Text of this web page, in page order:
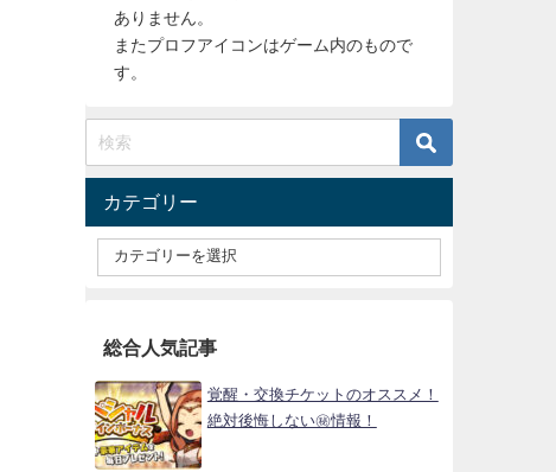
ありません。
またプロフアイコンはゲーム内のもので
す。
カテゴリー
総合人気記事
覚醒・交換チケットのオススメ！
絶対後悔しない㊙情報！